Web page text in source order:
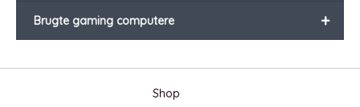
+
Brugte gaming computere
Shop